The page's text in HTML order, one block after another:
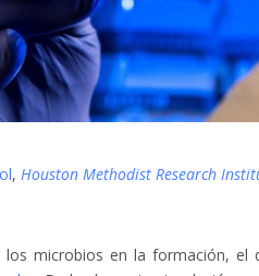
, Houston Methodist Research
los microbios en la formación,